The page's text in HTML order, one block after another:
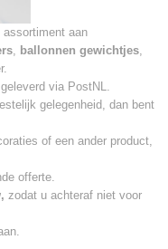
assortiment aan
, ballonnen gewichtjes,
via PostNL.
gelegenheid, dan bent
of een ander product,
offerte.
zodat u achteraf niet voor